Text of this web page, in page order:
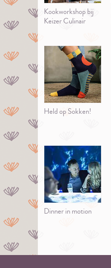
Kookworkshop bij
Keizer Culinair
Held op Sokken!
Dinner in motion